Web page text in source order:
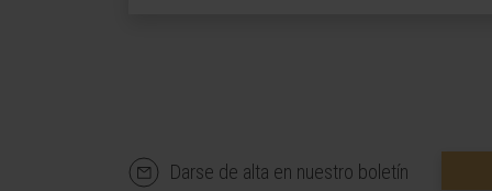
Darse de alta en nuestro boletín